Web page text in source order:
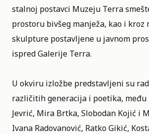
stalnoj postavci Muzeju Terra
prostoru bivšeg manježa, kao i kroz
skulpture postavljene u javnom
ispred Galerije Terra.
U okviru izložbe predstavljeni su
različitih generacija i poetika, među
Jevrić, Mira Brtka, Slobodan Kojić i
Ivana Radovanović, Ratko Gikić,